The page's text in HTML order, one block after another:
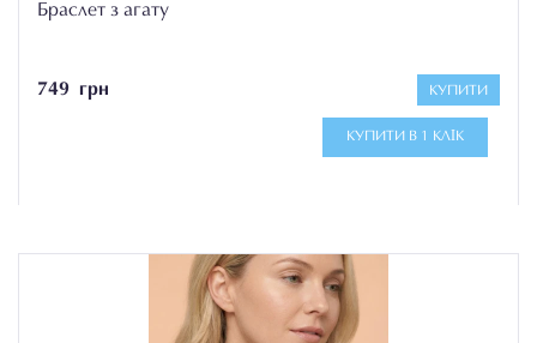
Браслет з агату
749 грн КУПИТИ
КУПИТИ В 1 КЛІК